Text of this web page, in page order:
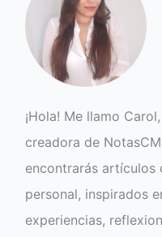
¡Hola! Me llamo
creadora de
encontrarás artículos
personal, inspirados
experiencias,